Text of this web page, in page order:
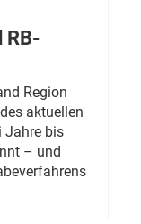
RB-
Region
aktuellen
Jahre bis
– und